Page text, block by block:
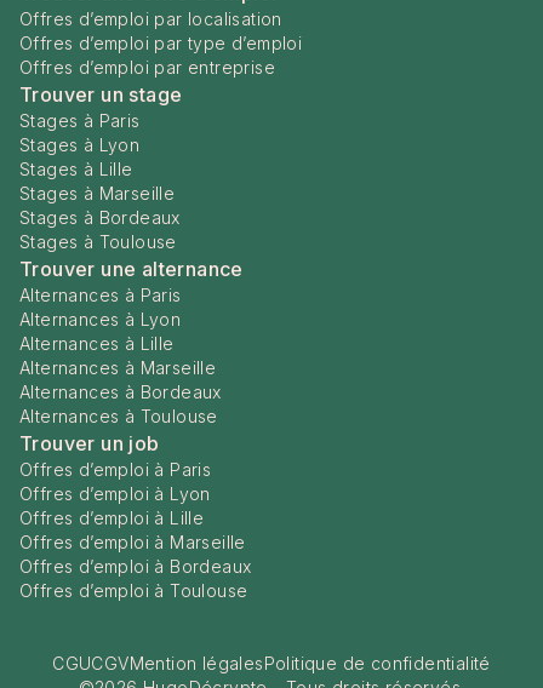
Offres d’emploi par localisation
Offres d’emploi par type d’emploi
Offres d’emploi par entreprise
Trouver un stage
Stages à Paris
Stages à Lyon
Stages à Lille
Stages à Marseille
Stages à Bordeaux
Stages à Toulouse
Trouver une alternance
Alternances à Paris
Alternances à Lyon
Alternances à Lille
Alternances à Marseille
Alternances à Bordeaux
Alternances à Toulouse
Trouver un job
Offres d’emploi à Paris
Offres d’emploi à Lyon
Offres d’emploi à Lille
Offres d’emploi à Marseille
Offres d’emploi à Bordeaux
Offres d’emploi à Toulouse
CGUCGVMention légalesPolitique de confidentialité